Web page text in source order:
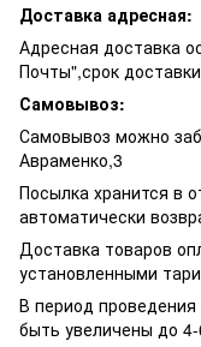
Доставка адресная:
Адресная доставка
Почты",срок
Самовывоз:
Самовывоз можно
Авраменко,3
Посылка хранится в
автоматически
Доставка товаров
установленными
В период
быть увеличены до